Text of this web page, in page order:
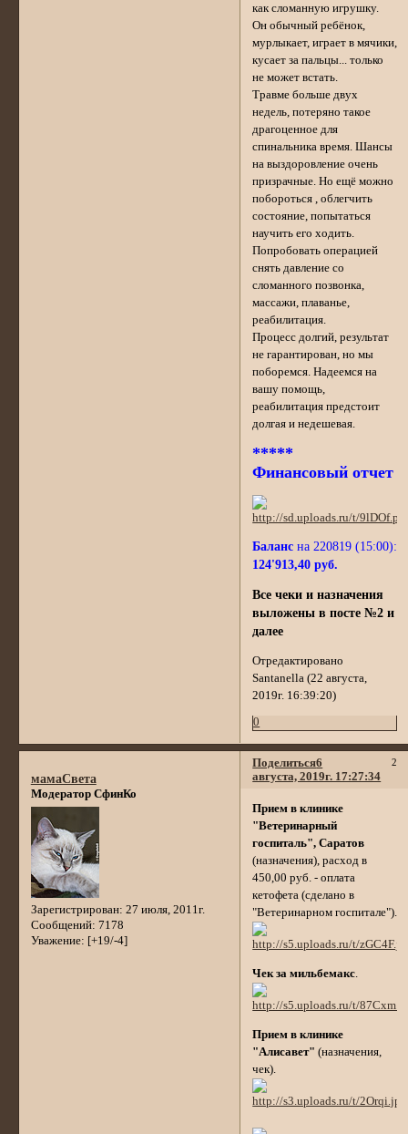
как сломанную игрушку.
Он обычный ребёнок,
мурлыкает, играет в мячики,
кусает за пальцы... только
не может встать.
Травме больше двух
недель, потеряно такое
драгоценное для
спинальника время. Шансы
на выздоровление очень
призрачные. Но ещё можно
побороться , облегчить
состояние, попытаться
научить его ходить.
Попробовать операцией
снять давление со
сломанного позвонка,
массажи, плаванье,
реабилитация.
Процесс долгий, результат
не гарантирован, но мы
поборемся. Надеемся на
вашу помощь,
реабилитация предстоит
долгая и недешевая.
*****
Финансовый отчет
Баланс на 220819 (15:00):
124'913,40 руб.
Все чеки и назначения
выложены в посте №2 и
далее
Отредактировано
Santanella (22 августа,
2019г. 16:39:20)
0
Поделиться 2
6
августа, 2019г. 17:27:34
мамаСвета
Модератор СфинКо
Зарегистрирован: 27 июля, 2011г.
Сообщений: 7178
Уважение: [+19/-4]
Прием в клинике
"Ветеринарный
госпиталь", Саратов
(назначения), расход в
450,00 руб. - оплата
кетофета (сделано в
"Ветеринарном госпитале").
Чек за мильбемакс.
Прием в клинике
"Алисавет" (назначения,
чек).